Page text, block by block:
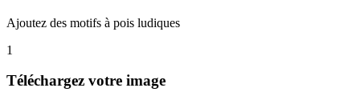
Ajoutez des motifs à pois ludiques
1
Téléchargez votre image